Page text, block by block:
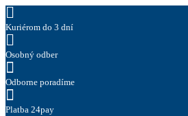
Kuriérom do 3 dní
Osobný odber
Odborne poradíme
Platba 24pay